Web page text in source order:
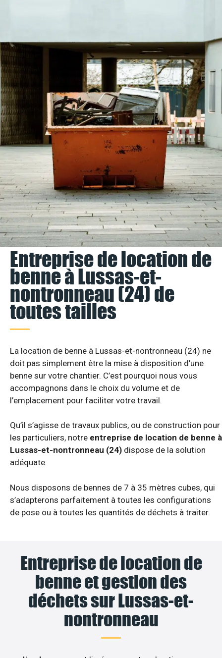
Entreprise de location de
benne à Lussas-et-
nontronneau (24) de
toutes tailles
La location de benne à Lussas-et-nontronneau (24) ne
doit pas simplement être la mise à disposition d’une
benne sur votre chantier. C’est pourquoi nous vous
accompagnons dans le choix du volume et de
l’emplacement pour faciliter votre travail.
Qu’il s’agisse de travaux publics, ou de construction pour
les particuliers, notre entreprise de location de benne à
Lussas-et-nontronneau (24) dispose de la solution
adéquate.
Nous disposons de bennes de 7 à 35 mètres cubes, qui
s’adapterons parfaitement à toutes les configurations
de pose ou à toutes les quantités de déchets à traiter.
Entreprise de location de
benne et gestion des
déchets sur Lussas-et-
nontronneau